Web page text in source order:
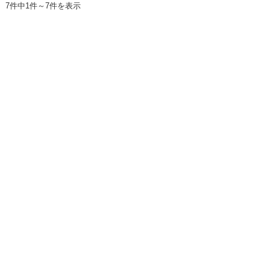
7件中1件～7件を表示